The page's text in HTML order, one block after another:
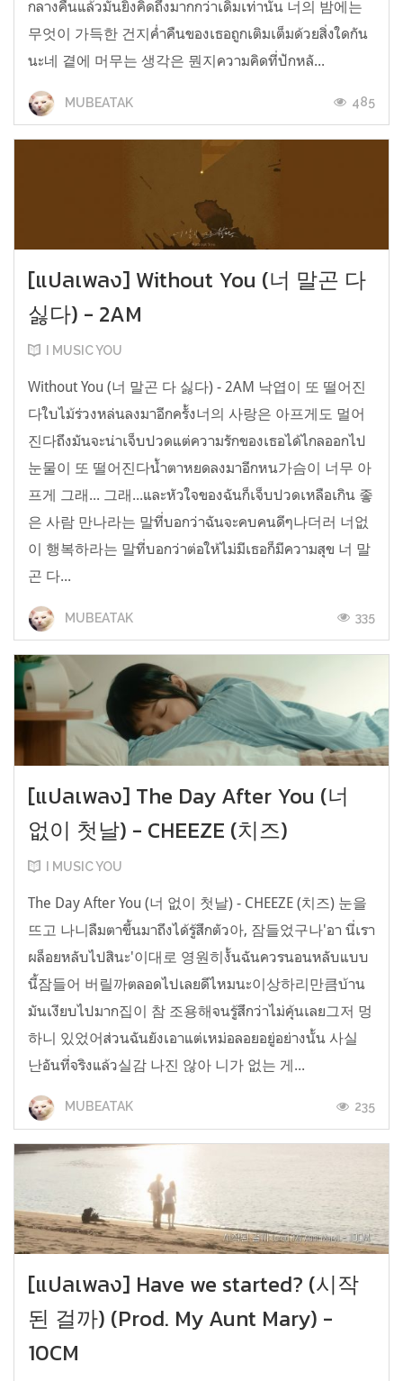
กลางคืนแล้วมันยิ่งคิดถึงมากกว่าเดิมเท่านั้น 너의 밤에는
무엇이 가득한 건지ค่ำคืนของเธอถูกเติมเต็มด้วยสิ่งใดกัน
นะ네 곁에 머무는 생각은 뭔지ความคิดที่ปักหลั...
MUBEATAK 485
[แปลเพลง] Without You (너 말곤 다
싫다) - 2AM
I MUSIC YOU
Without You (너 말곤 다 싫다) - 2AM 낙엽이 또 떨어진
다ใบไม้ร่วงหล่นลงมาอีกครั้ง너의 사랑은 아프게도 멀어
진다ถึงมันจะน่าเจ็บปวดแต่ความรักของเธอได้ไกลออกไป
눈물이 또 떨어진다น้ำตาหยดลงมาอีกหน가슴이 너무 아
프게 그래... 그래...และหัวใจของฉันก็เจ็บปวดเหลือเกิน 좋
은 사람 만나라는 말ที่บอกว่าฉันจะคบคนดีๆ나더러 너없
이 행복하라는 말ที่บอกว่าต่อให้ไม่มีเธอก็มีความสุข 너 말
곤 다...
MUBEATAK 335
[แปลเพลง] The Day After You (너
없이 첫날) - CHEEZE (치즈)
I MUSIC YOU
The Day After You (너 없이 첫날) - CHEEZE (치즈) 눈을
뜨고 나니ลืมตาขึ้นมาถึงได้รู้สึกตัว아, 잠들었구나'อา นี่เรา
ผล็อยหลับไปสินะ'이대로 영원히งั้นฉันควรนอนหลับแบบ
นี้잠들어 버릴까ตลอดไปเลยดีไหมนะ이상하리만큼บ้าน
มันเงียบไปมาก집이 참 조용해จนรู้สึกว่าไม่คุ้นเลย그저 멍
하니 있었어ส่วนฉันยังเอาแต่เหม่อลอยอยู่อย่างนั้น 사실
난อันที่จริงแล้ว실감 나진 않아 니가 없는 게...
MUBEATAK 235
[แปลเพลง] Have we started? (시작
된 걸까) (Prod. My Aunt Mary) -
10CM